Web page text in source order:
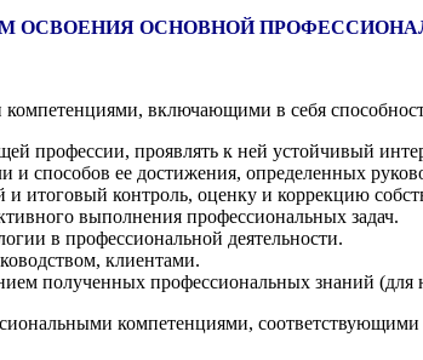
ОСВОЕНИЯ ОСНОВНОЙ
включающими в себя
профессии, проявлять к ней устойчивый
и способов ее достижения, определенных
контроль, оценку и коррекцию
выполнения профессиональных задач.
в профессиональной деятельности.
клиентами.
полученных профессиональных знаний
компетенциями,